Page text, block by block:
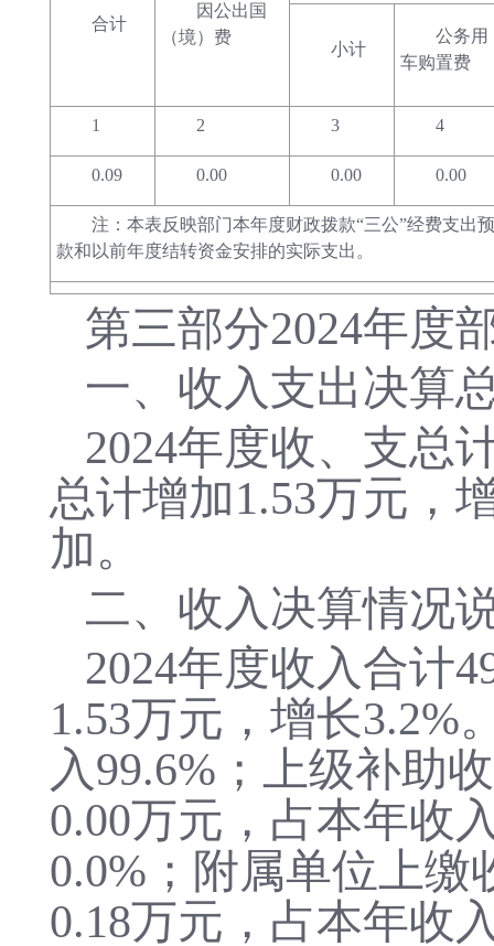
合计
因公出国
（境）费
小计
公务用
车购置费
1 2 3 4
0.09 0.00 0.00 0.00
注：本表反映部门本年度财政拨款“三公”经费支出
款和以前年度结转资金安排的实际支出。
第三部分2024年度
一、收入支出决算
2024年度收、支总
总计增加1.53万元，
加。
二、收入决算情况
2024年度收入合计
1.53万元，增长3.2%
入99.6%；上级补助
0.00万元，占本年收
0.0%；附属单位上缴
0.18万元，占本年收